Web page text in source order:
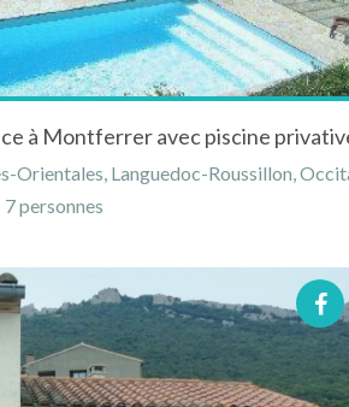
Languedoc-Roussillon, Occitanie,
personnes